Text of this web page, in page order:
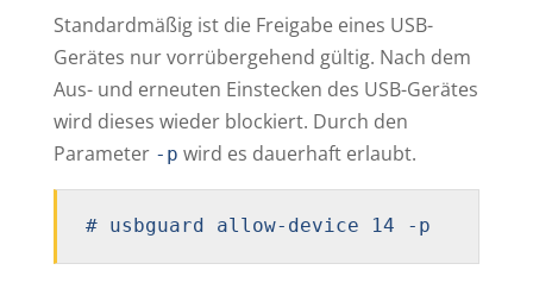
Standardmäßig ist die Freigabe eines USB-
Gerätes nur vorrübergehend gültig. Nach dem
Aus- und erneuten Einstecken des USB-Gerätes
wird dieses wieder blockiert. Durch den
Parameter -p wird es dauerhaft erlaubt.
# usbguard allow-device 14 -p